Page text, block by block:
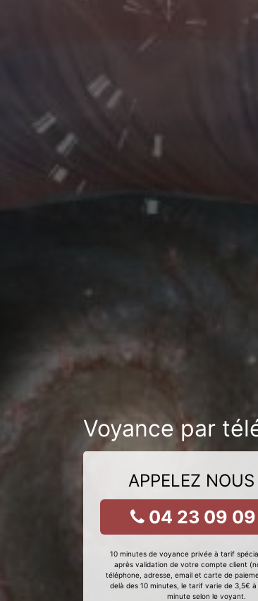
Voyance par
APPELEZ
04 23 09
10 minutes de voyance privée à tarif
après validation de votre compte client
téléphone, adresse, email et carte de
delà des 10 minutes, le tarif varie de 3,5€
minute selon le voyant.